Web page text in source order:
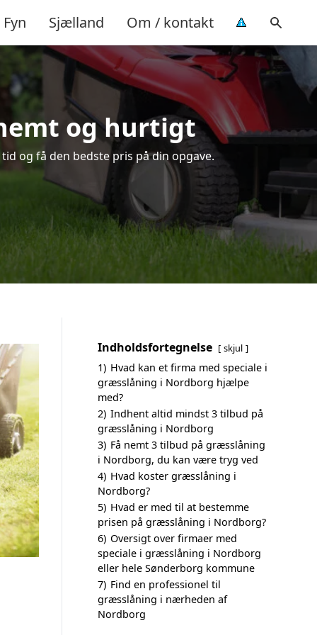
Fyn Sjælland Om / kontakt
og hurtigt
og få den bedste pris på din opgave.
Indholdsfortegnelse skjul
1) Hvad kan et firma med speciale i
græsslåning i Nordborg hjælpe
med?
2) Indhent altid mindst 3 tilbud på
græsslåning i Nordborg
3) Få nemt 3 tilbud på græsslåning
i Nordborg, du kan være tryg ved
4) Hvad koster græsslåning i
Nordborg?
5) Hvad er med til at bestemme
prisen på græsslåning i Nordborg?
6) Oversigt over firmaer med
speciale i græsslåning i Nordborg
eller hele Sønderborg kommune
7) Find en professionel til
græsslåning i nærheden af
Nordborg